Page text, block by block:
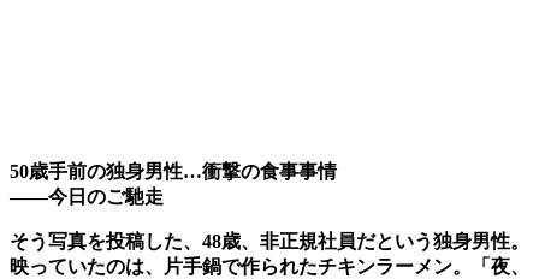
50歳手前の独身男性…衝撃の食事事情
――今日のご馳走
そう写真を投稿した、48歳、非正規社員だという独身男性。
映っていたのは、片手鍋で作られたチキンラーメン。「夜、